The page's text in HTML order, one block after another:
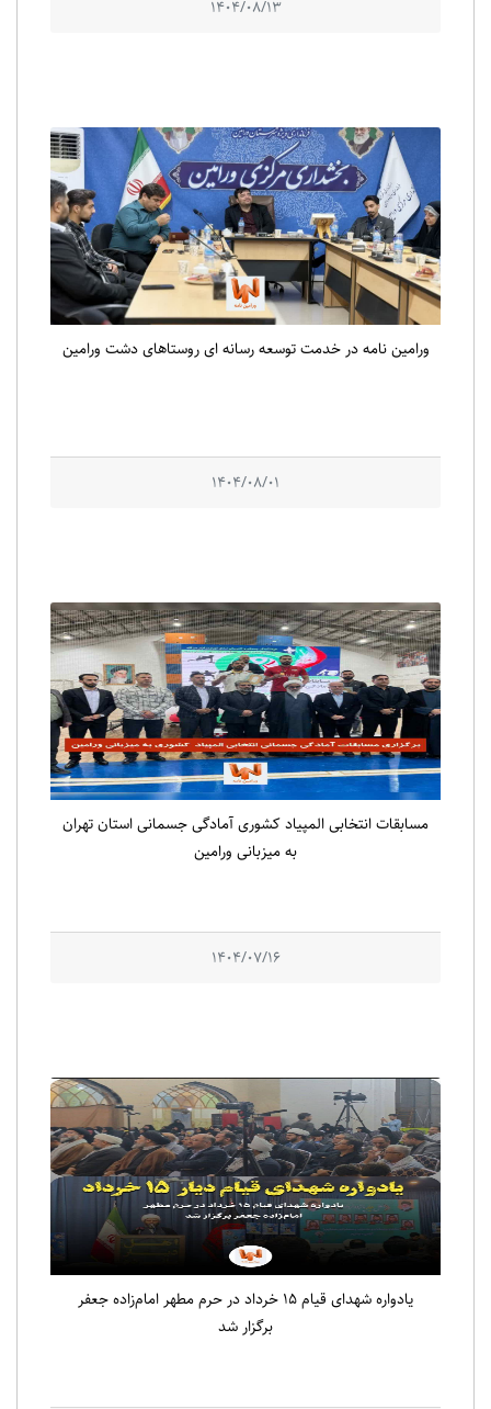
1404/08/13
ورامین نامه در خدمت توسعه رسانه ای روستاهای دشت ورامین
1404/08/01
مسابقات انتخابی المپیاد کشوری آمادگی جسمانی استان تهران
به میزبانی ورامین
1404/07/16
یادواره شهدای قیام ۱۵ خرداد در حرم مطهر امام‌زاده جعفر
برگزار شد